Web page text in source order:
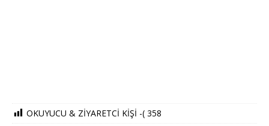
OKUYUCU & ZİYARETCİ KİŞİ -( 358